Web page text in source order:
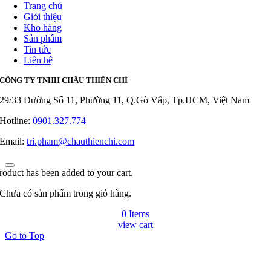
Trang chủ
Giới thiệu
Kho hàng
Sản phẩm
Tin tức
Liên hệ
CÔNG TY TNHH CHÂU THIÊN CHÍ
29/33 Đường Số 11, Phường 11, Q.Gò Vấp, Tp.HCM, Việt Nam
Hotline:0901.327.774
Email:tri.pham@chauthienchi.com
has been added to your cart.
Chưa có sản phẩm trong giỏ hàng.
0 Items
view cart
Go to Top